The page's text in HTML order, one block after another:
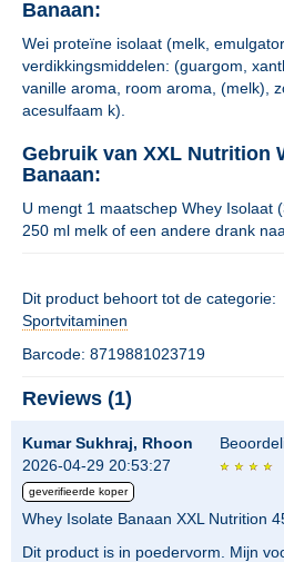
Banaan:
Wei proteïne isolaat (melk,
verdikkingsmiddelen: (guargom,
vanille aroma, room aroma, (melk),
acesulfaam k).
Gebruik van XXL Nutrition
Banaan:
U mengt 1 maatschep Whey Isolaat
250 ml melk of een andere drank
Dit product behoort tot de categorie:
Sportvitaminen
Barcode: 8719881023719
Reviews (1)
Kumar Sukhraj, Rhoon
2026-04-29 20:53:27
geverifieerde koper
Whey Isolate Banaan XXL Nutrition
Dit product is in poedervorm. Mijn